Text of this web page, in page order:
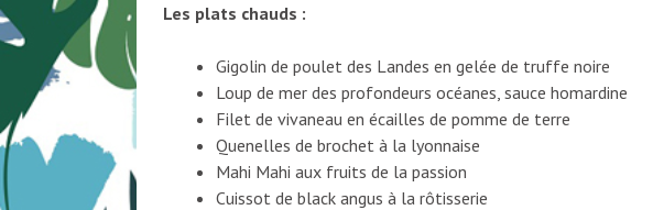
Les plats chauds :
Gigolin de poulet des Landes en gelée de truffe noire
Loup de mer des profondeurs océanes, sauce homardine
Filet de vivaneau en écailles de pomme de terre
Quenelles de brochet à la lyonnaise
Mahi Mahi aux fruits de la passion
Cuissot de black angus à la rôtisserie